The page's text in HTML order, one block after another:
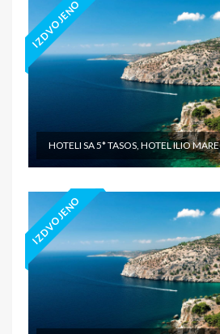
IZDVOJENO
HOTELI SA 5* TASOS, HOTEL ILIO MARE
IZDVOJENO